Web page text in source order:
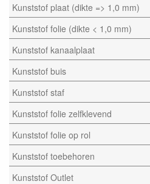
Kunststof plaat (dikte => 1,0 mm)
Kunststof folie (dikte < 1,0 mm)
Kunststof kanaalplaat
Kunststof buis
Kunststof staf
Kunststof folie zelfklevend
Kunststof folie op rol
Kunststof toebehoren
Kunststof Outlet